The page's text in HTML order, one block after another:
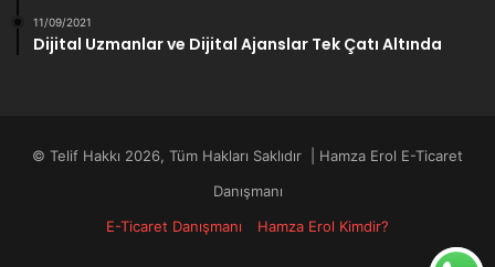
11/09/2021
Dijital Uzmanlar ve Dijital Ajanslar Tek Çatı Altında
© Telif Hakkı 2026, Tüm Hakları Saklıdır | Hamza Erol E-Ticaret
Danışmanı
E-Ticaret Danışmanı
Hamza Erol Kimdir?